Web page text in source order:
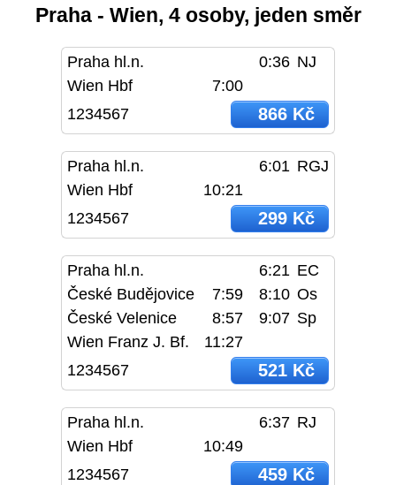
Praha - Wien, 4 osoby, jeden směr
Praha hl.n. 0:36 NJ
Wien Hbf
7:00
1234567
866 Kč
Praha hl.n. 6:01 RGJ
Wien Hbf
10:21
1234567
299 Kč
Praha hl.n. 6:21 EC
České Budějovice
7:59 8:10 Os
České Velenice
8:57 9:07 Sp
Wien Franz J. Bf.
11:27
1234567
521 Kč
Praha hl.n. 6:37 RJ
Wien Hbf
10:49
1234567
459 Kč